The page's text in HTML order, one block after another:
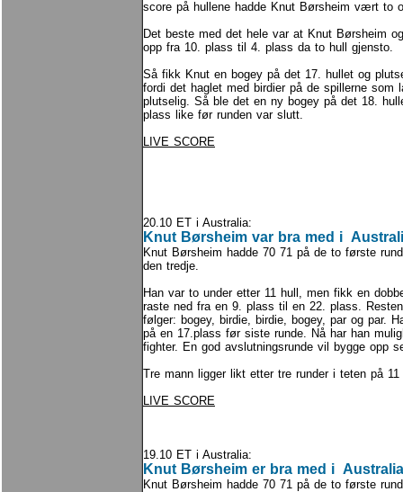
score på hullene hadde Knut Børsheim vært to
Det beste med det hele var at Knut Børsheim
opp fra 10. plass til 4. plass da to hull gjensto.
Så fikk Knut en bogey på det 17. hullet og
fordi det haglet med birdier på de spillerne som
plutselig. Så ble det en ny bogey på det 18.
plass like før runden var slutt.
LIVE SCORE
20.10 ET i Australia:
Knut Børsheim var bra med i
Knut Børsheim hadde 70 71 på de to første
den tredje.
Han var to under etter 11 hull, men fikk en
raste ned fra en 9. plass til en 22. plass.
følger: bogey, birdie, birdie, bogey, par og par.
på en 17.plass før siste runde. Nå har han
fighter. En god avslutningsrunde vil bygge opp
Tre mann ligger likt etter tre runder i teten på 11
LIVE SCORE
19.10 ET i Australia:
Knut Børsheim er bra med i Australia
Knut Børsheim hadde 70 71 på de to første